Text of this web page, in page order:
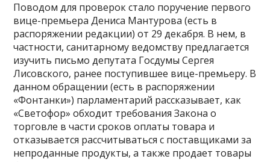
Поводом для проверок стало поручение первого
вице-премьера Дениса Мантурова (есть в
распоряжении редакции) от 29 декабря. В нем, в
частности, санитарному ведомству предлагается
изучить письмо депутата Госдумы Сергея
Лисовского, ранее поступившее вице-премьеру. В
данном обращении (есть в распоряжении
«Фонтанки») парламентарий рассказывает, как
«Светофор» обходит требования Закона о
торговле в части сроков оплаты товара и
отказывается рассчитываться с поставщиками за
непроданные продукты, а также продает товары